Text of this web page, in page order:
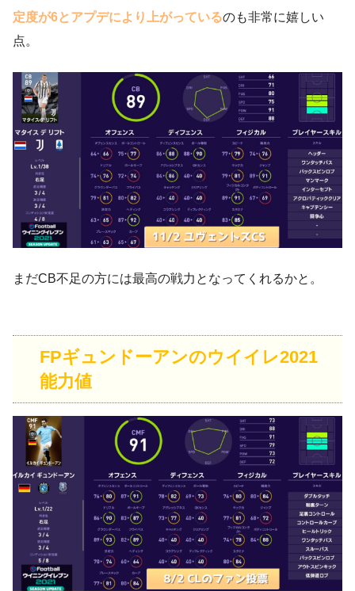
定度が6とアプデにより上がっているのも非常に嬉しい
点。
まだCB不足の方には最高の戦力となってくれるかと。
FPギュンドーアンのウイイレ2021
能力値